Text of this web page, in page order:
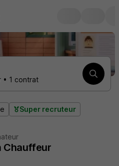
• 1 contrat
Super recruteur
Chauffeur